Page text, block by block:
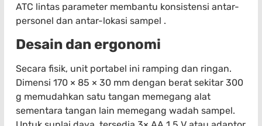
ATC lintas parameter membantu konsistensi antar-
personel dan antar-lokasi sampel .
Desain dan ergonomi
Secara fisik, unit portabel ini ramping dan ringan.
Dimensi 170 × 85 × 30 mm dengan berat sekitar 300
g memudahkan satu tangan memegang alat
sementara tangan lain memegang wadah sampel.